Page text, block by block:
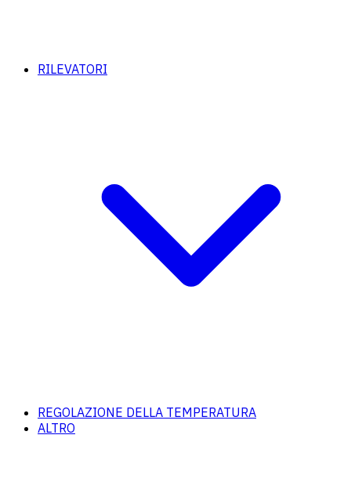
RILEVATORI
REGOLAZIONE DELLA TEMPERATURA
ALTRO